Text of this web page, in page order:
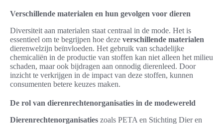
Verschillende materialen en hun gevolgen voor dieren
Diversiteit aan materialen staat centraal in de mode. Het is
essentieel om te begrijpen hoe deze verschillende materialen
dierenwelzijn beïnvloeden. Het gebruik van schadelijke
chemicaliën in de productie van stoffen kan niet alleen het milieu
schaden, maar ook bijdragen aan onnodig dierenleed. Door
inzicht te verkrijgen in de impact van deze stoffen, kunnen
consumenten betere keuzes maken.
De rol van dierenrechtenorganisaties in de modewereld
Dierenrechtenorganisaties zoals PETA en Stichting Dier en